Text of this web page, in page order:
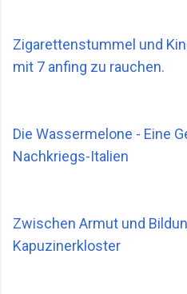
Zigarettenstummel und
mit 7 anfing zu rauchen.
Die Wassermelone - Eine
Nachkriegs-Italien
Zwischen Armut und
Kapuzinerkloster